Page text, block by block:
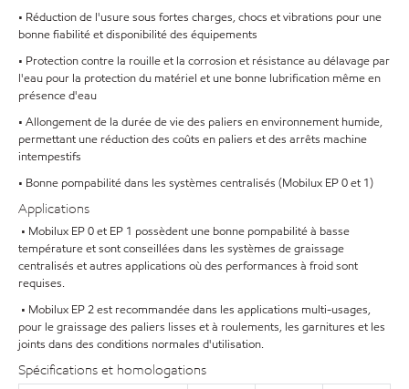
• Réduction de l'usure sous fortes charges, chocs et vibrations pour une
bonne fiabilité et disponibilité des équipements
• Protection contre la rouille et la corrosion et résistance au délavage par
l'eau pour la protection du matériel et une bonne lubrification même en
présence d'eau
• Allongement de la durée de vie des paliers en environnement humide,
permettant une réduction des coûts en paliers et des arrêts machine
intempestifs
• Bonne pompabilité dans les systèmes centralisés (Mobilux EP 0 et 1)
Applications
• Mobilux EP 0 et EP 1 possèdent une bonne pompabilité à basse
température et sont conseillées dans les systèmes de graissage
centralisés et autres applications où des performances à froid sont
requises.
• Mobilux EP 2 est recommandée dans les applications multi-usages,
pour le graissage des paliers lisses et à roulements, les garnitures et les
joints dans des conditions normales d'utilisation.
Spécifications et homologations